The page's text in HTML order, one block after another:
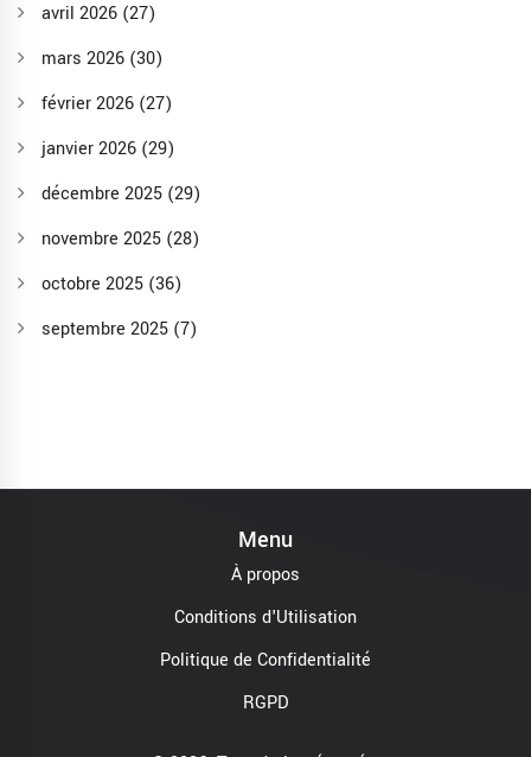
avril 2026 (27)
mars 2026 (30)
février 2026 (27)
janvier 2026 (29)
décembre 2025 (29)
novembre 2025 (28)
octobre 2025 (36)
septembre 2025 (7)
Menu
À propos
Conditions d'Utilisation
Politique de Confidentialité
RGPD